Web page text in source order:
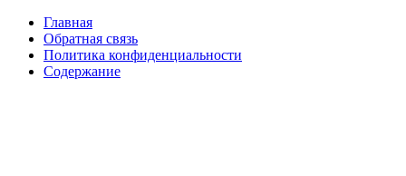
Главная
Обратная связь
Политика конфиденциальности
Содержание